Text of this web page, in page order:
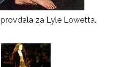
za Lyle Lowetta.